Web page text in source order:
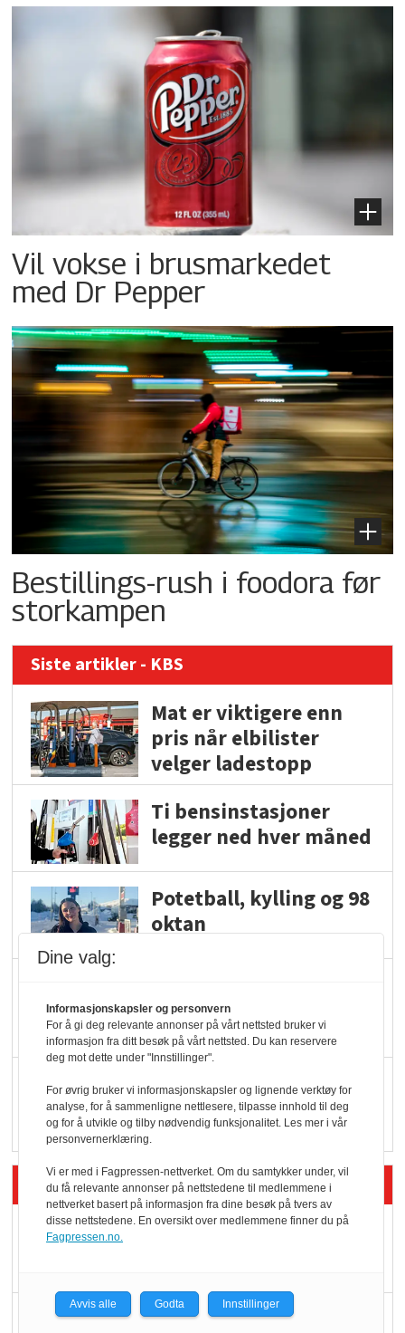
Vil vokse i brusmarkedet
med Dr Pepper
Bestillings-rush i foodora før
storkampen
Siste artikler - KBS
Mat er viktigere enn
pris når elbilister
velger ladestopp
Ti bensinstasjoner
legger ned hver måned
Potetball, kylling og 98
oktan
endring: Stadig større
serveringstilbud
Vokser med ferdigmat
i dagligvare
Siste artikler - Butikk i praksis
Rema-flaggskip
Slik opprettholdes
Dine valg:
Informasjonskapsler og personvern
For å gi deg relevante annonser på vårt nettsted bruker vi
informasjon fra ditt besøk på vårt nettsted. Du kan reservere
deg mot dette under "Innstillinger".
For øvrig bruker vi informasjonskapsler og lignende verktøy for
analyse, for å sammenligne nettlesere, tilpasse innhold til deg
og for å utvikle og tilby nødvendig funksjonalitet. Les mer i vår
personvernerklæring.
Vi er med i Fagpressen-nettverket. Om du samtykker under, vil
du få relevante annonser på nettstedene til medlemmene i
nettverket basert på informasjon fra dine besøk på tvers av
disse nettstedene. En oversikt over medlemmene finner du på
Fagpressen.no.
Avvis alle Godta Innstillinger